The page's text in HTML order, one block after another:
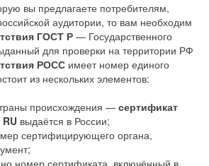
вы предлагаете потребителям,
аудитории, то вам необходим
ГОСТ Р — Государственного
для проверки на территории РФ
РОСС имеет номер единого
из нескольких элементов:
происхождения — сертификат
выдаётся в России;
сертифицирующего органа,
номер сертификата, включённый в